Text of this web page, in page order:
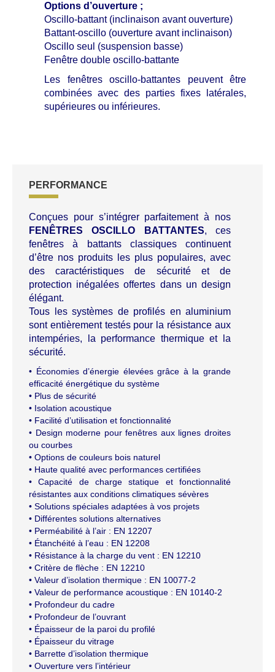
Options d’ouverture ;
Oscillo-battant (inclinaison avant ouverture)
Battant-oscillo (ouverture avant inclinaison)
Oscillo seul (suspension basse)
Fenêtre double oscillo-battante
Les fenêtres oscillo-battantes peuvent être
combinées avec des parties fixes latérales,
supérieures ou inférieures.
PERFORMANCE
Conçues pour s’intégrer parfaitement à nos
FENÊTRES OSCILLO BATTANTES, ces
fenêtres à battants classiques continuent
d’être nos produits les plus populaires, avec
des caractéristiques de sécurité et de
protection inégalées offertes dans un design
élégant.
Tous les systèmes de profilés en aluminium
sont entièrement testés pour la résistance aux
intempéries, la performance thermique et la
sécurité.
• Économies d’énergie élevées grâce à la grande
efficacité énergétique du système
• Plus de sécurité
• Isolation acoustique
• Facilité d’utilisation et fonctionnalité
• Design moderne pour fenêtres aux lignes droites
ou courbes
• Options de couleurs bois naturel
• Haute qualité avec performances certifiées
• Capacité de charge statique et fonctionnalité
résistantes aux conditions climatiques sévères
• Solutions spéciales adaptées à vos projets
• Différentes solutions alternatives
• Perméabilité à l’air : EN 12207
• Étanchéité à l’eau : EN 12208
• Résistance à la charge du vent : EN 12210
• Critère de flèche : EN 12210
• Valeur d’isolation thermique : EN 10077-2
• Valeur de performance acoustique : EN 10140-2
• Profondeur du cadre
• Profondeur de l’ouvrant
• Épaisseur de la paroi du profilé
• Épaisseur du vitrage
• Barrette d’isolation thermique
• Ouverture vers l’intérieur